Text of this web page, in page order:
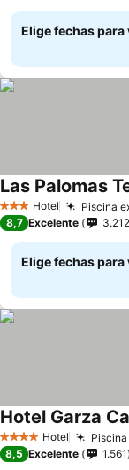
Elige fechas
3 Estrellas
Hotel Piscina
Las Palomas
8,7 Excelente 3.212
Elige fechas
4 EstrellasHotel
Hotel Garza
8,5 Excelente 1.561